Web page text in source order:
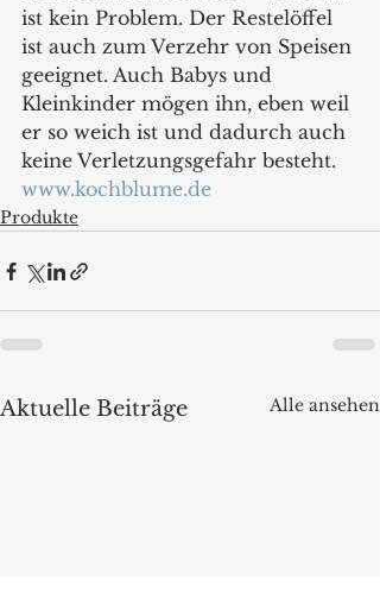
ist kein Problem. Der Restelöffel
ist auch zum Verzehr von Speisen
geeignet. Auch Babys und
Kleinkinder mögen ihn, eben weil
er so weich ist und dadurch auch
keine Verletzungsgefahr besteht.
www.kochblume.de
Produkte
Aktuelle Beiträge Alle ansehen